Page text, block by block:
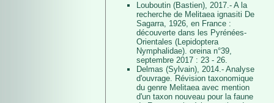
Louboutin (Bastien), 2017.- A la
recherche de Melitaea ignasiti De
Sagarra, 1926, en France :
découverte dans les Pyrénées-
Orientales (Lepidoptera
Nymphalidae). oreina n°39,
septembre 2017 : 23 - 26.
Delmas (Sylvain), 2014.- Analyse
d'ouvrage. Révision taxonomique
du genre Melitaea avec mention
d'un taxon nouveau pour la faune